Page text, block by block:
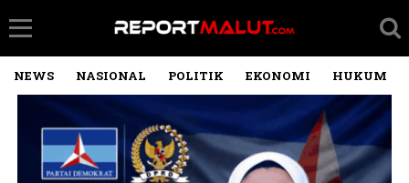
NEWS NASIONAL POLITIK EKONOMI HUKUM